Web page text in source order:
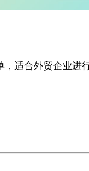
适合外贸企业进